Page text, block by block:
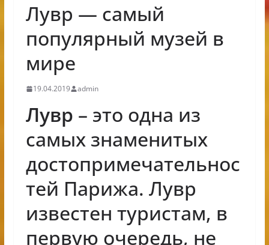
Лувр — самый
популярный музей в
мире
19.04.2019 admin
Лувр – это одна из
самых знаменитых
достопримечательнос
тей Парижа. Лувр
известен туристам, в
первую очередь, не